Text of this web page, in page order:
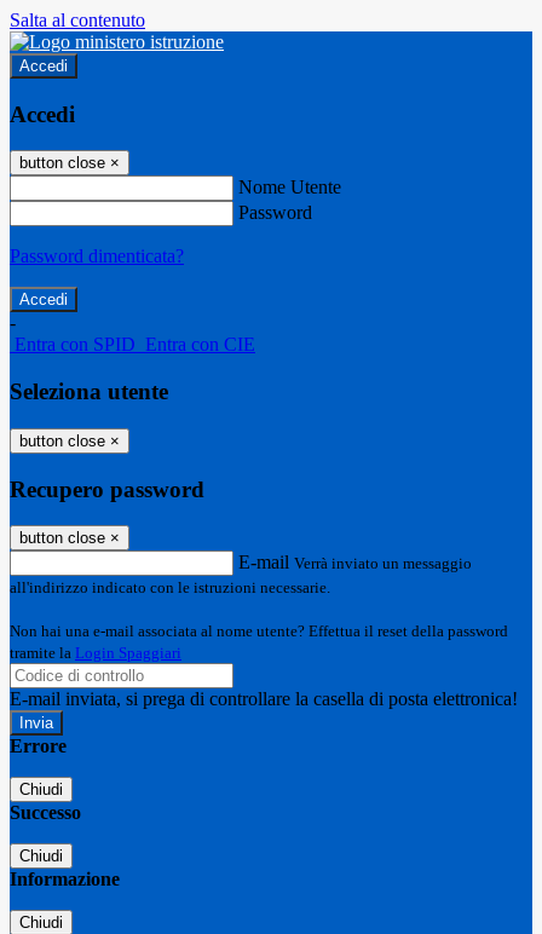
Salta al contenuto
Accedi
Accedi
button close ×
Nome Utente
Password
Password dimenticata?
-
Entra con SPID Entra con CIE
Seleziona utente
button close ×
Recupero password
button close ×
E-mail Verrà inviato un messaggio
all'indirizzo indicato con le istruzioni necessarie.
Non hai una e-mail associata al nome utente? Effettua il reset della password
tramite la Login Spaggiari
E-mail inviata, si prega di controllare la casella di posta elettronica!
Errore
Chiudi
Successo
Chiudi
Informazione
Chiudi